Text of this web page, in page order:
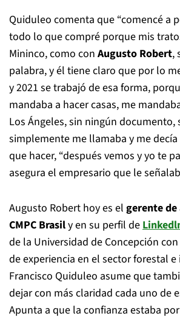
Quiduleo comenta que “comencé a
todo lo que compré porque mis
Mininco, como con Augusto Robert,
palabra, y él tiene claro que por lo
y 2021 se trabajó de esa forma,
mandaba a hacer casas, me
Los Ángeles, sin ningún documento,
simplemente me llamaba y me
que hacer, “después vemos y yo te
asegura el empresario que le
Augusto Robert hoy es el gerente
CMPC Brasily en su perfil de
de la Universidad de Concepción
de experiencia en el sector forestal e
Francisco Quiduleo asume que
dejar con más claridad cada uno de
Apunta a que la confianza estaba